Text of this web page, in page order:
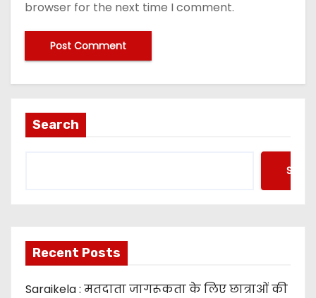
browser for the next time I comment.
Search
Recent Posts
Saraikela : मतदाता जागरूकता के लिए छात्राओं की